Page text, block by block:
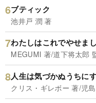
ブティック
池井戸 潤 著
わたしはこれでやせま
MEGUMI 著/道下将太郎
人生は気づかぬうちに
クリス・ギレボー 著/児